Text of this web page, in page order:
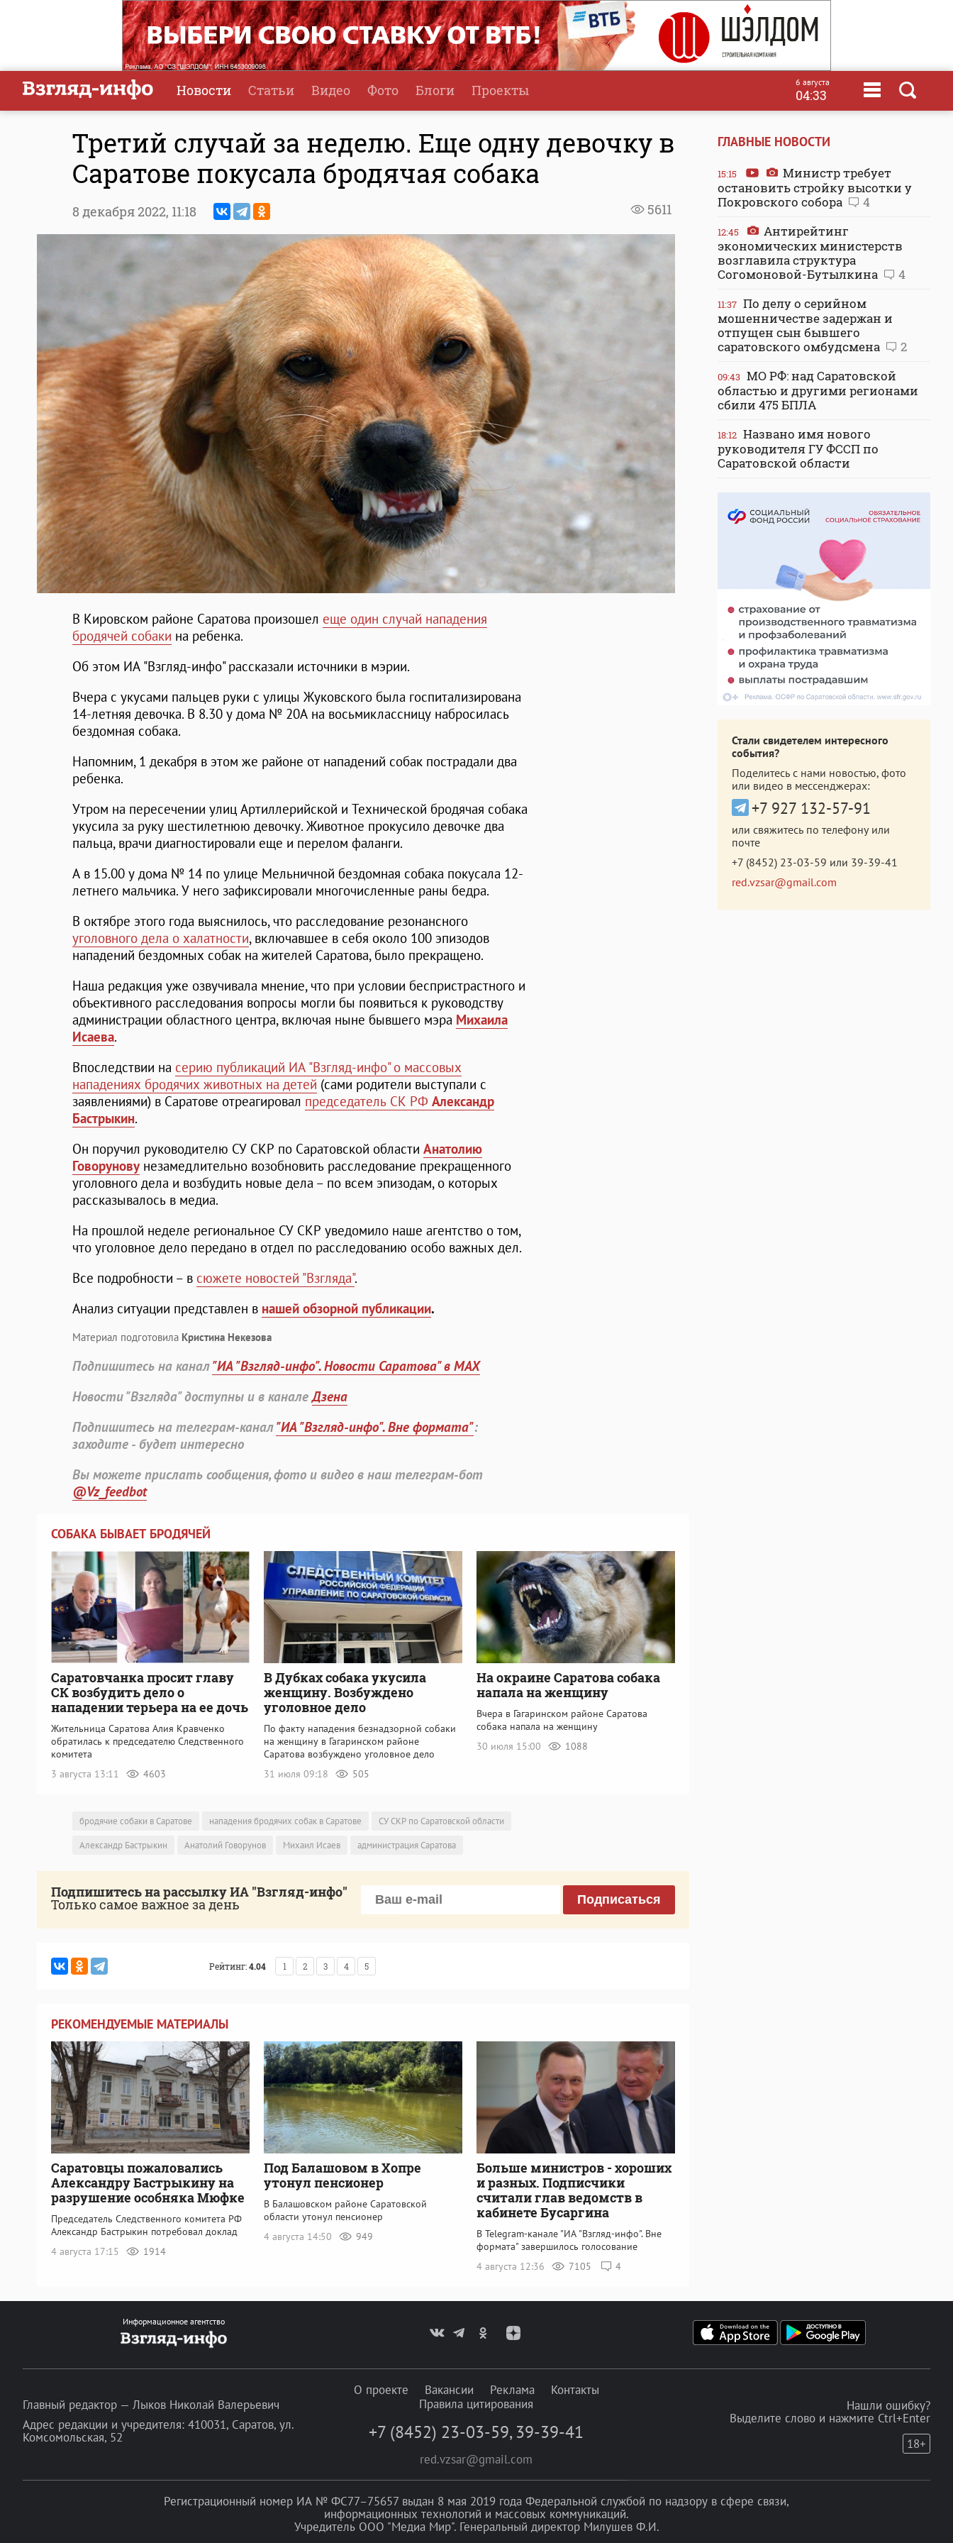
Новости Статьи Видео Фото Блоги Проекты 6 августа
04:33
Третий случай за неделю. Еще одну девочку в
Саратове покусала бродячая собака
5611
8 декабря 2022, 11:18
В Кировском районе Саратова произошел еще один случай нападения
бродячей собаки на ребенка.
Об этом ИА "Взгляд-инфо" рассказали источники в мэрии.
Вчера с укусами пальцев руки с улицы Жуковского была госпитализирована
14-летняя девочка. В 8.30 у дома № 20А на восьмиклассницу набросилась
бездомная собака.
Напомним, 1 декабря в этом же районе от нападений собак пострадали два
ребенка.
Утром на пересечении улиц Артиллерийской и Технической бродячая собака
укусила за руку шестилетнюю девочку. Животное прокусило девочке два
пальца, врачи диагностировали еще и перелом фаланги.
А в 15.00 у дома № 14 по улице Мельничной бездомная собака покусала 12-
летнего мальчика. У него зафиксировали многочисленные раны бедра.
В октябре этого года выяснилось, что расследование резонансного
уголовного дела о халатности, включавшее в себя около 100 эпизодов
нападений бездомных собак на жителей Саратова, было прекращено.
Наша редакция уже озвучивала мнение, что при условии беспристрастного и
объективного расследования вопросы могли бы появиться к руководству
администрации областного центра, включая ныне бывшего мэра Михаила
Исаева.
Впоследствии на серию публикаций ИА "Взгляд-инфо" о массовых
нападениях бродячих животных на детей (сами родители выступали с
заявлениями) в Саратове отреагировал председатель СК РФ Александр
Бастрыкин.
Он поручил руководителю СУ СКР по Саратовской области Анатолию
Говорунову незамедлительно возобновить расследование прекращенного
уголовного дела и возбудить новые дела – по всем эпизодам, о которых
рассказывалось в медиа.
На прошлой неделе региональное СУ СКР уведомило наше агентство о том,
что уголовное дело передано в отдел по расследованию особо важных дел.
Все подробности – в сюжете новостей "Взгляда".
Анализ ситуации представлен в нашей обзорной публикации.
Материал подготовила Кристина Некезова
Подпишитесь на канал"ИА "Взгляд-инфо". Новости Саратова" в MAX
Новости "Взгляда" доступны и в каналеДзена
Подпишитесь на телеграм-канал"ИА "Взгляд-инфо". Вне формата":
заходите - будет интересно
Вы можете прислать сообщения, фото и видео в наш телеграм-бот
@Vz_feedbot
СОБАКА БЫВАЕТ БРОДЯЧЕЙ
Саратовчанка просит главу
СК возбудить дело о
нападении терьера на ее дочь
Жительница Саратова Алия Кравченко
обратилась к председателю Следственного
комитета
3 августа 13:11
4603
В Дубках собака укусила
женщину. Возбуждено
уголовное дело
По факту нападения безнадзорной собаки
на женщину в Гагаринском районе
Саратова возбуждено уголовное дело
31 июля 09:18
505
На окраине Саратова собака
напала на женщину
Вчера в Гагаринском районе Саратова
собака напала на женщину
30 июля 15:00
1088
бродячие собаки в Саратове нападения бродячих собак в Саратове
СУ СКР по Саратовской области
Александр Бастрыкин
Анатолий Говорунов Михаил Исаев администрация Саратова
Подпишитесь на рассылку ИА "Взгляд-инфо"
Только самое важное за день Подписаться
Рейтинг:4.04 1 2 3 4 5
РЕКОМЕНДУЕМЫЕ МАТЕРИАЛЫ
Саратовцы пожаловались
Александру Бастрыкину на
разрушение особняка Мюфке
Председатель Следственного комитета РФ
Александр Бастрыкин потребовал доклад
4 августа 17:15
1914
Под Балашовом в Хопре
утонул пенсионер
В Балашовском районе Саратовской
области утонул пенсионер
4 августа 14:50
949
Больше министров - хороших
и разных. Подписчики
считали глав ведомств в
кабинете Бусаргина
В Telegram-канале "ИА "Взгляд-инфо". Вне
формата" завершилось голосование
4 августа 12:36
7105 4
ГЛАВНЫЕ НОВОСТИ
15:15
Министр требует
остановить стройку высотки у
Покровского собора
4
12:45
Антирейтинг
экономических министерств
возглавила структура
Согомоновой-Бутылкина
4
11:37 По делу о серийном
мошенничестве задержан и
отпущен сын бывшего
саратовского омбудсмена
2
09:43 МО РФ: над Саратовской
областью и другими регионами
сбили 475 БПЛА
18:12 Названо имя нового
руководителя ГУ ФССП по
Саратовской области
Стали свидетелем интересного
события?
Поделитесь с нами новостью, фото
или видео в мессенджерах:
+7 927 132-57-91
или свяжитесь по телефону или
почте
+7 (8452) 23-03-59 или 39-39-41
red.vzsar@gmail.com
Информационное агентство
Главный редактор — Лыков Николай Валерьевич
Адрес редакции и учредителя: 410031, Саратов, ул.
Комсомольская, 52
О проекте Вакансии Реклама
Контакты
Правила цитирования
+7 (8452) 23-03-59, 39-39-41
red.vzsar@gmail.com
Нашли ошибку?
Выделите слово и нажмите Ctrl+Enter
18+
Регистрационный номер ИА № ФС77–75657 выдан 8 мая 2019 года Федеральной службой по надзору в сфере связи,
информационных технологий и массовых коммуникаций.
Учредитель ООО "Медиа Мир". Генеральный директор Милушев Ф.И.